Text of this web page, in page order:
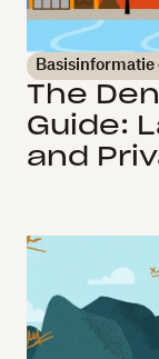
The
Guide:
and